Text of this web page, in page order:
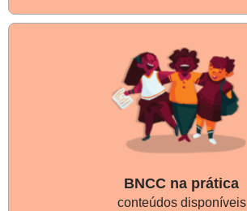
BNCC na prática
conteúdos disponíveis